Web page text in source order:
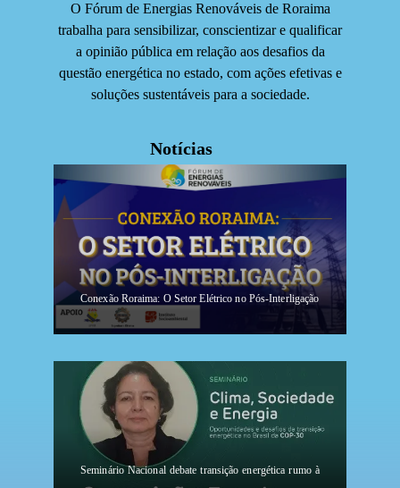
O Fórum de Energias Renováveis de Roraima
trabalha para sensibilizar, conscientizar e qualificar
a opinião pública em relação aos desafios da
questão energética no estado, com ações efetivas e
soluções sustentáveis para a sociedade.
Notícias
Conexão Roraima: O Setor Elétrico no Pós-Interligação
Seminário Nacional debate transição energética rumo à